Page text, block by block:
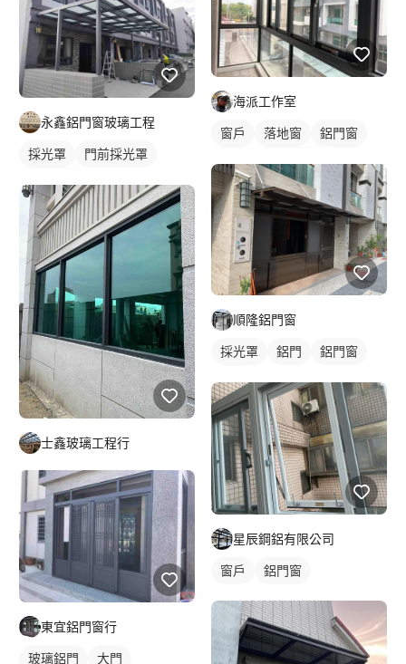
永鑫鋁門窗玻璃工程
採光罩
門前採光罩
士鑫玻璃工程行
東宜鋁門窗行
玻璃鋁門 大門
海派工作室
窗戶 落地窗
鋁門窗
陽台窗戶
順隆鋁門窗
採光罩 鋁門
鋁門窗
星辰鋼鋁有限公司
窗戶 鋁門窗